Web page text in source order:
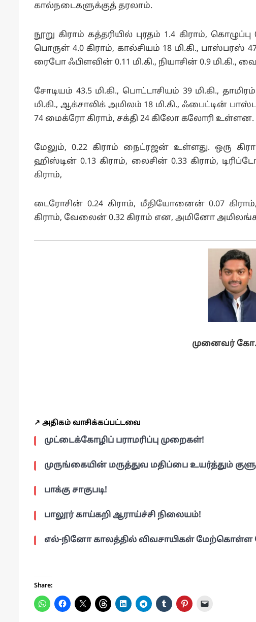
கால்நடைகளுக்குத் தரலாம்.
நூறு கிராம் கத்தரியில் புரதம் 1.4 கிராம்,
பொருள் 4.0 கிராம், கால்சியம் 18 மி.கி., பாஸ்பரஸ் 47
ரைபோ ஃபிளவின் 0.11 மி.கி., நியாசின் 0.9 மி.கி.,
சோடியம் 43.5 மி.கி., பொட்டாசியம் 39 மி.கி.,
மி.கி., ஆக்சாலிக் அமிலம் 18 மி.கி., ஃபைட்டின்
74 மைக்ரோ கிராம், சக்தி 24 கிலோ கலோரி உள்ளன.
மேலும், 0.22 கிராம் நைட்ரஜன் உள்ளது. ஒரு
ஹிஸ்டின் 0.13 கிராம், லைசின் 0.33 கிராம்,
கிராம்,
டைரோசின் 0.24 கிராம், மீதியோனைன் 0.07 கிராம்,
கிராம், வேலைன் 0.32 கிராம் என, அமினோ
முனைவர்
↗️ அதிகம் வாசிக்கப்பட்டவை
முட்டைக்கோழிப் பராமரிப்பு முறைகள்!
முருங்கையின் மருத்துவ மதிப்பை உயர்த்தும்
பாக்கு சாகுபடி!
பாலூர் காய்கறி ஆராய்ச்சி நிலையம்!
எல்-நினோ காலத்தில் விவசாயிகள் மேற்கொள்ள
Share: